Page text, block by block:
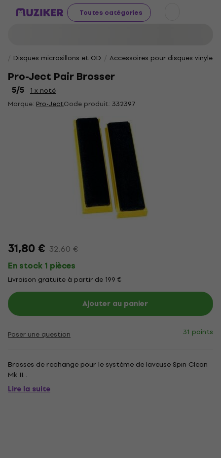
Toutes catégories
Disques microsillons et CD Accessoires pour disques vinyle
Pro-Ject Pair Brosser
5/5
1 x noté
Marque: Pro-JectCode produit: 332397
31,80 € 32,60 €
En stock 1 pièces
Livraison gratuite à partir de 199 €
Ajouter au panier
Poser une question 31 points
Brosses de rechange pour le système de laveuse Spin Clean
Mk II. .
Lire la suite